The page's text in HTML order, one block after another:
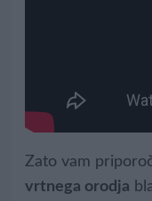
Zato vam
vrtnega orodja